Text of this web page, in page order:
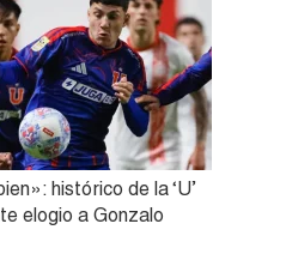
histórico de la ‘U’
elogio a Gonzalo